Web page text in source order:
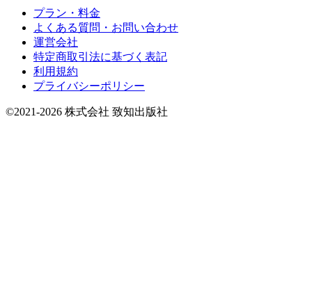
プラン・料金
よくある質問・お問い合わせ
運営会社
特定商取引法に基づく表記
利用規約
プライバシーポリシー
©2021-2026 株式会社 致知出版社